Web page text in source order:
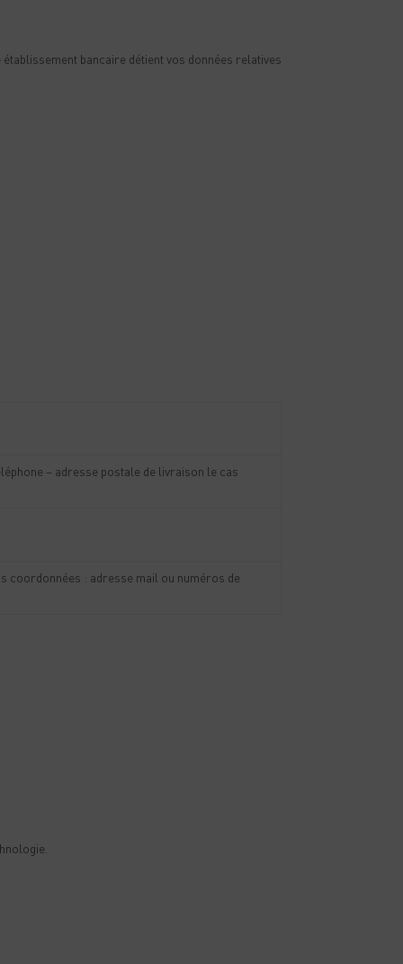
bancaire détient vos données relatives
– adresse postale de livraison le cas
coordonnées : adresse mail ou numéros de